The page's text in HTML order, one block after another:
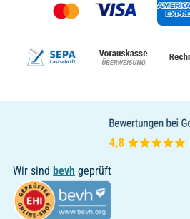
Wir sind bevh geprüft